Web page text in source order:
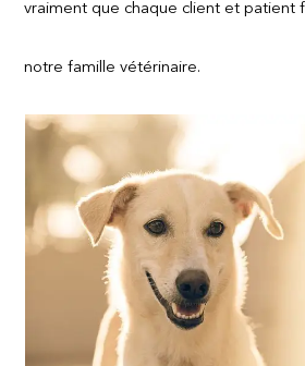
vraiment que chaque client et patient
notre famille vétérinaire.